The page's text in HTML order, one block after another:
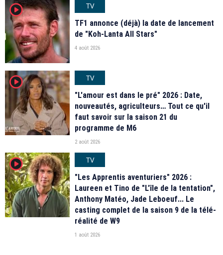
player2
TV
TF1 annonce (déjà) la date de lancement
de "Koh-Lanta All Stars"
4 août 2026
player2
TV
"L'amour est dans le pré" 2026 : Date,
nouveautés, agriculteurs… Tout ce qu'il
faut savoir sur la saison 21 du
programme de M6
2 août 2026
player2
TV
"Les Apprentis aventuriers" 2026 :
Laureen et Tino de "L'île de la tentation",
Anthony Matéo, Jade Leboeuf... Le
casting complet de la saison 9 de la télé-
réalité de W9
1 août 2026